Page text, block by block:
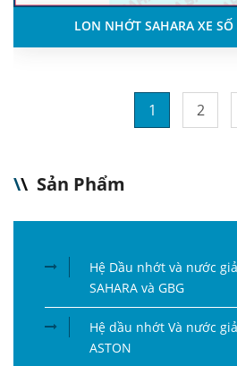
LON NHỚT SAHARA XE
1 2
\\ Sản Phẩm
Hệ Dầu nhớt và nước
SAHARA và GBG
Hệ dầu nhớt Và nước
ASTON